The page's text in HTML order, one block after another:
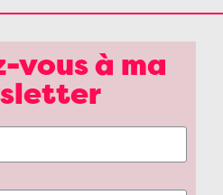
vous à ma